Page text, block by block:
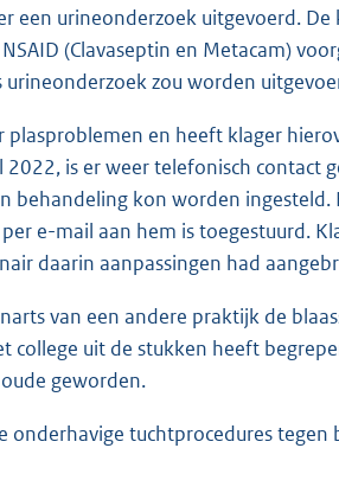
een urineonderzoek uitgevoerd.
(Clavaseptin en Metacam)
zou worden
en heeft klager
is er weer telefonisch contact
behandeling kon worden
e-mail aan hem is toegestuurd.
daarin aanpassingen had
van een andere praktijk de
college uit de stukken heeft
geworden.
onderhavige tuchtprocedures tegen